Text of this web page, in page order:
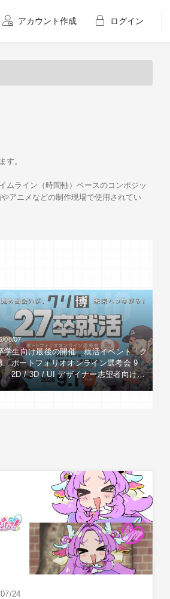
アカウント作成 ログイン
す。
ムライン（時間軸）ベースのコンポジッ
アニメなどの制作現場で使用されてい
08/07
学生向け最後の開催 就活イベント「ク
ポートフォリオオンライン選考会 9
2D / 3D / UI デザイナー志望者向け
（火）作品締切
24